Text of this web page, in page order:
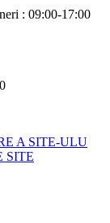
: 09:00-17:00
A SITE-ULU
SITE